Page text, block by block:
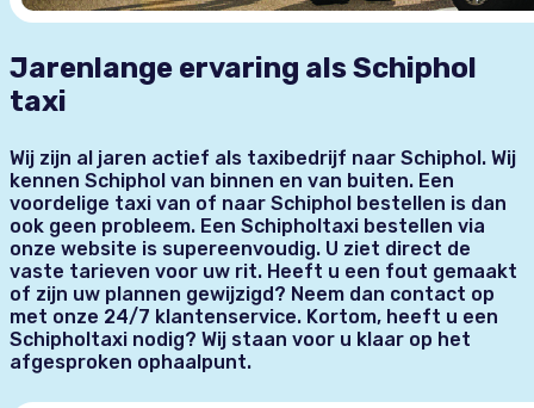
Jarenlange ervaring als Schiphol
taxi
Wij zijn al jaren actief als taxibedrijf naar Schiphol. Wij
kennen Schiphol van binnen en van buiten. Een
voordelige taxi van of naar Schiphol bestellen is dan
ook geen probleem. Een Schipholtaxi bestellen via
onze website is supereenvoudig. U ziet direct de
vaste tarieven voor uw rit. Heeft u een fout gemaakt
of zijn uw plannen gewijzigd? Neem dan contact op
met onze 24/7 klantenservice. Kortom, heeft u een
Schipholtaxi nodig? Wij staan voor u klaar op het
afgesproken ophaalpunt.